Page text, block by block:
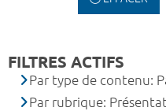
FILTRES ACTIFS
Par type de contenu:
Par rubrique: